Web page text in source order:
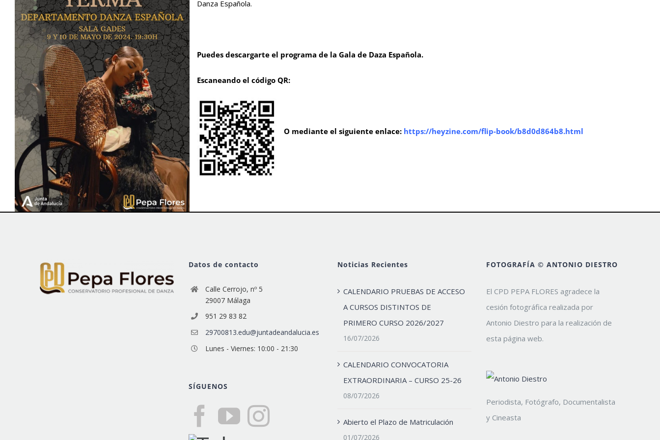
Danza Española.
Puedes descargarte el programa de la Gala de Daza Española.
Escaneando el código QR:
O mediante el siguiente enlace: https://heyzine.com/flip-book/b8d0d864b8.html
Datos de contacto
Calle Cerrojo, nº 5
29007 Málaga
951 29 83 82
29700813.edu@juntadeandalucia.es
Lunes - Viernes: 10:00 - 21:30
SÍGUENOS
Noticias Recientes
CALENDARIO PRUEBAS DE ACCESO
A CURSOS DISTINTOS DE
PRIMERO CURSO 2026/2027
16/07/2026
CALENDARIO CONVOCATORIA
EXTRAORDINARIA – CURSO 25-26
08/07/2026
Abierto el Plazo de Matriculación
01/07/2026
FOTOGRAFÍA © ANTONIO DIESTRO
El CPD PEPA FLORES agradece la
cesión fotográfica realizada por
Antonio Diestro para la realización de
esta página web.
Periodista, Fotógrafo, Documentalista
y Cineasta